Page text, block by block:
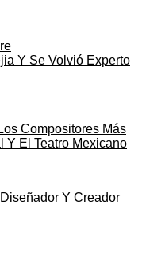
Y Se Volvió Experto
Compositores Más
Y El Teatro Mexicano
Y Creador